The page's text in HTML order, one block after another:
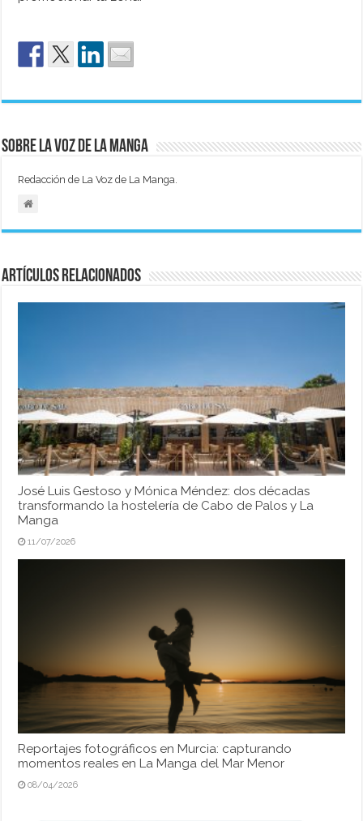
Sobre La Voz de La Manga
Redacción de La Voz de La Manga.
Artículos relacionados
José Luis Gestoso y Mónica Méndez: dos décadas
transformando la hostelería de Cabo de Palos y La
Manga
11/07/2026
Reportajes fotográficos en Murcia: capturando
momentos reales en La Manga del Mar Menor
08/04/2026